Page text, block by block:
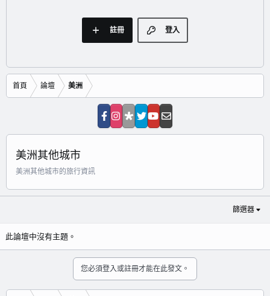
登入
註冊
首頁 論壇 美洲
美洲其他城市
美洲其他城市的旅行資訊
篩選器
此論壇中沒有主題。
您必須登入或註冊才能在此發文。